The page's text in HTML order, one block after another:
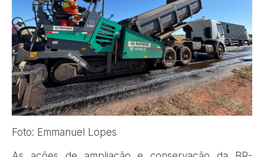
Foto: Emmanuel Lopes